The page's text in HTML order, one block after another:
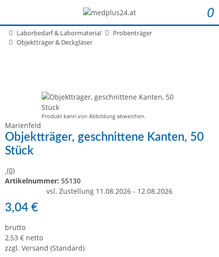
0
Laborbedarf & Labormaterial
Probenträger
Objektträger & Deckgläser
Produkt kann von Abbildung abweichen.
Marienfeld
Objektträger, geschnittene Kanten, 50
Stück
(0)
Artikelnummer: 55130
vsl. Zustellung 11.08.2026 - 12.08.2026
3,04 €
brutto
2,53 € netto
zzgl. Versand (Standard)